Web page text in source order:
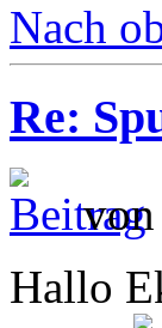
Nach
Re:
von
Hallo